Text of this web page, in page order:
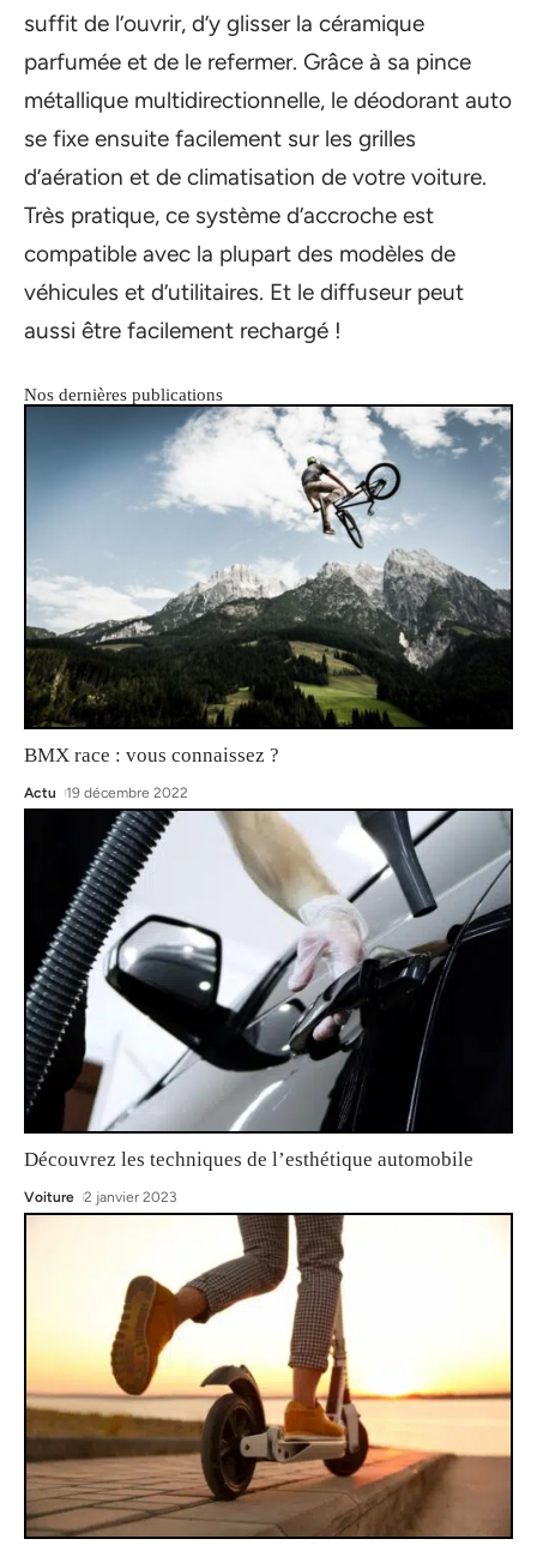
suffit de l’ouvrir, d’y glisser la céramique
parfumée et de le refermer. Grâce à sa pince
métallique multidirectionnelle, le déodorant auto
se fixe ensuite facilement sur les grilles
d’aération et de climatisation de votre voiture.
Très pratique, ce système d’accroche est
compatible avec la plupart des modèles de
véhicules et d’utilitaires. Et le diffuseur peut
aussi être facilement rechargé !
Nos dernières publications
BMX race : vous connaissez ?
Actu 19 décembre 2022
Découvrez les techniques de l’esthétique automobile
Voiture 2 janvier 2023